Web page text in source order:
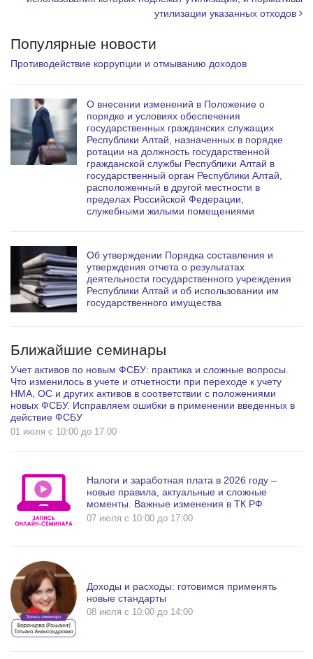
утилизации указанных отходов
Популярные новости
Противодействие коррупции и отмыванию доходов
О внесении изменений в Положение о
порядке и условиях обеспечения
государственных гражданских служащих
Республики Алтай, назначенных в порядке
ротации на должность государственной
гражданской службы Республики Алтай в
государственный орган Республики Алтай,
расположенный в другой местности в
пределах Российской Федерации,
служебными жилыми помещениями
Об утверждении Порядка составления и
утверждения отчета о результатах
деятельности государственного учреждения
Республики Алтай и об использовании им
государственного имущества
Ближайшие семинары
Учет активов по новым ФСБУ: практика и сложные вопросы.
Что изменилось в учете и отчетности при переходе к учету
НМА, ОС и других активов в соответствии с положениями
новых ФСБУ. Исправляем ошибки в применении введенных в
действие ФСБУ
01 июля c 10:00 до 17:00
Налоги и заработная плата в 2026 году –
новые правила, актуальные и сложные
моменты. Важные изменения в ТК РФ
07 июля c 10:00 до 17:00
Доходы и расходы: готовимся применять
новые стандарты
08 июля c 10:00 до 14:00